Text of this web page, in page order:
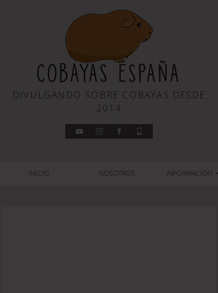
COBAYAS ESPAÑA
DIVULGANDO SOBRE COBAYAS DESDE
2014
INICIO NOSOTROS INFORMACIÓN